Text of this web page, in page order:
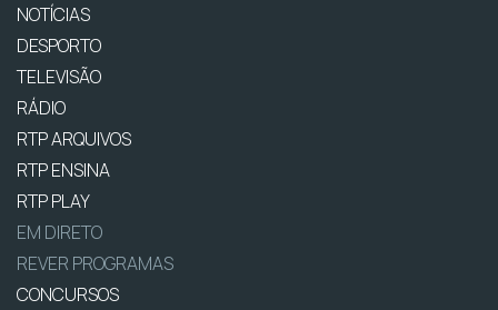
NOTÍCIAS
DESPORTO
TELEVISÃO
RÁDIO
RTP ARQUIVOS
RTP ENSINA
RTP PLAY
EM DIRETO
REVER PROGRAMAS
CONCURSOS